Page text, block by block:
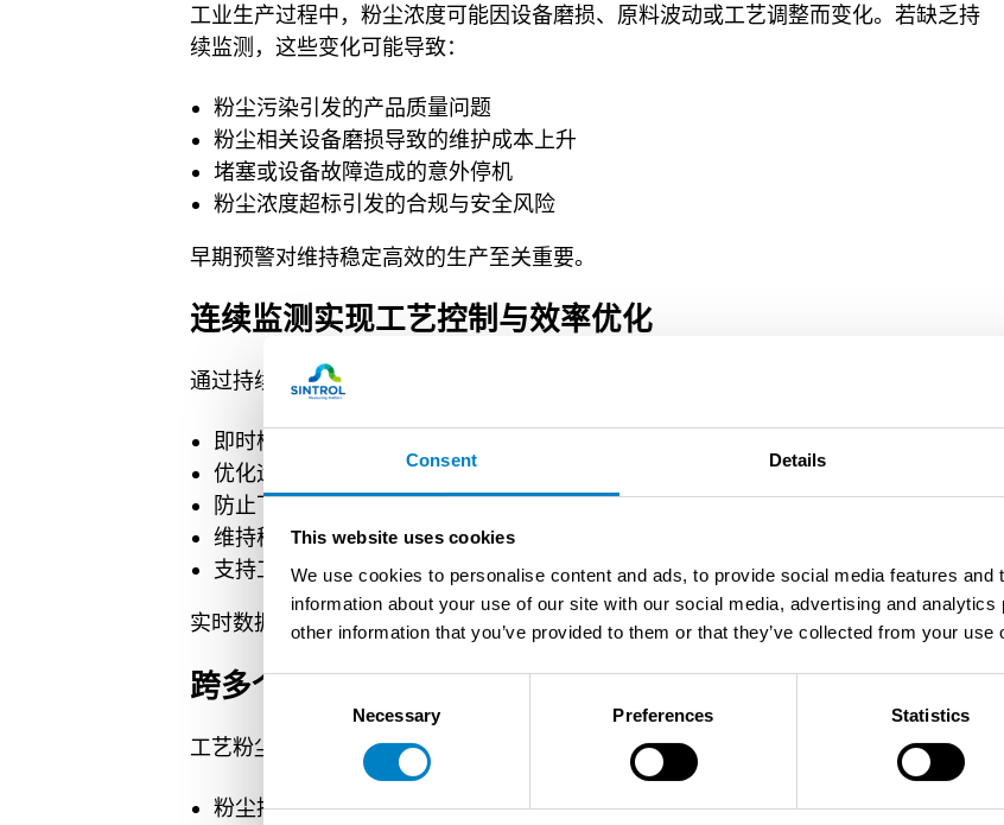
Consent Details
This website uses cookies
We use cookies to personalise content and ads, to provide social media features
information about your use of our site with our social media, advertising and
other information that you’ve provided to them or that they’ve collected from your use
Consent
Necessary Preferences Statistics
工业生产过程中，粉尘浓度可能因设备磨损、原料波动或工艺调整而变化。若缺乏持
续监测，这些变化可能导致：
粉尘污染引发的产品质量问题
粉尘相关设备磨损导致的维护成本上升
堵塞或设备故障造成的意外停机
粉尘浓度超标引发的合规与安全风险
早期预警对维持稳定高效的生产至关重要。
连续监测实现工艺控制与效率优化
通过持续的工艺粉尘监测，工厂可实现：
即时检测异常工艺状况
优化运行参数以提升效率
防止下游设备损坏
维持稳定的生产质量与安全运行
支持工艺安全合规性相关文件记录与审计
实时数据使工艺管理从被动故障排除转向主动管理。
跨多个工业应用监测
工艺粉尘监测可应用于工业生产的多个环节，包括：
粉尘控制设备下游，用于验证收集效率